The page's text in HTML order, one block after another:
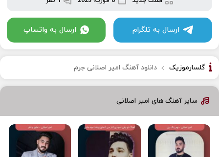
ارسال به تلگرام ارسال به واتساپ
گلسارموزیک دانلود آهنگ امیر اصلانی جرم
سایر آهنگ های امیر اصلانی